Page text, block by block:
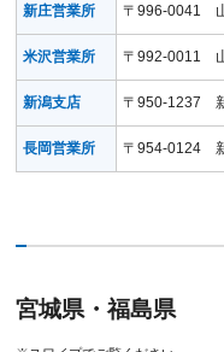
新庄営業所 〒996-0041
米沢営業所 〒992-0011
新潟支店 〒950-1237
長岡営業所 〒954-0124
宮城県・福島県